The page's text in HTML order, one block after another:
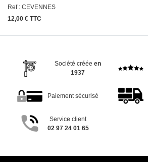
Ref : CEVENNES
12,00 € TTC
Société créée en
1937
Paiement sécurisé
Service client
02 97 24 01 65